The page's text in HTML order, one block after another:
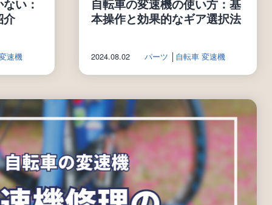
い：
介
速機
自転車の変速機の使い方：基
本操作と効果的なギア選択法
2024.08.02 パーツ 自転車 変速機